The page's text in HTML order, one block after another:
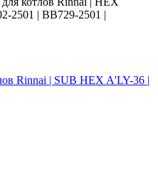
2501 | BB729-2501 |